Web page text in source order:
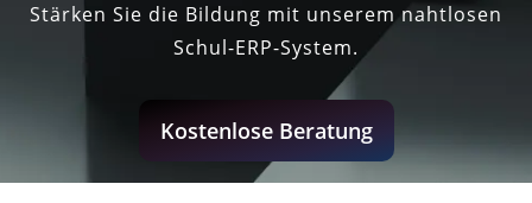
Stärken Sie die Bildung mit unserem nahtlosen
Schul-ERP-System.
Kostenlose Beratung